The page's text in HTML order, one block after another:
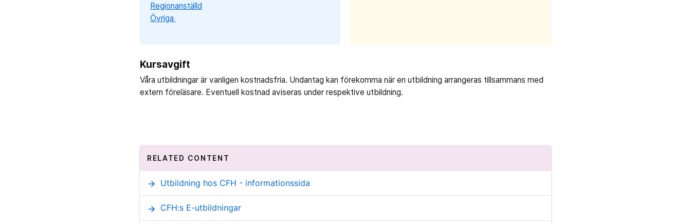
Regionanställd
Övriga
Kursavgift
Våra utbildningar är vanligen kostnadsfria. Undantag kan förekomma när en utbildning arrangeras tillsammans med
extern föreläsare. Eventuell kostnad aviseras under respektive utbildning.
RELATED CONTENT
arrow_forward Utbildning hos CFH - informationssida
arrow_forward CFH:s E-utbildningar